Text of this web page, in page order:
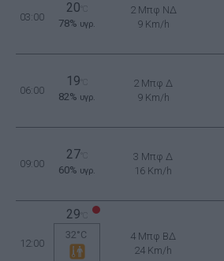
03:00
20
78% υγρ.
2 Μπφ ΝΔ
9 Km/h
06:00
19
82% υγρ.
2 Μπφ Δ
9 Km/h
09:00
27
60% υγρ.
3 Μπφ Δ
16 Km/h
12:00
29
32°C
4 Μπφ ΒΔ
24 Km/h